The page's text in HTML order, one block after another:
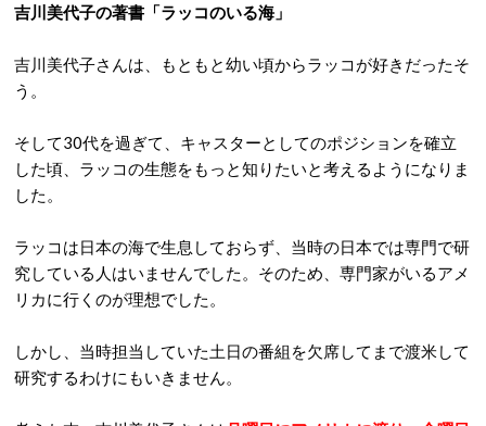
吉川美代子の著書「ラッコのいる海」
吉川美代子さんは、もともと幼い頃からラッコが好きだったそ
う。
そして30代を過ぎて、キャスターとしてのポジションを確立
した頃、ラッコの生態をもっと知りたいと考えるようになりま
した。
ラッコは日本の海で生息しておらず、当時の日本では専門で研
究している人はいませんでした。そのため、専門家がいるアメ
リカに行くのが理想でした。
しかし、当時担当していた土日の番組を欠席してまで渡米して
研究するわけにもいきません。